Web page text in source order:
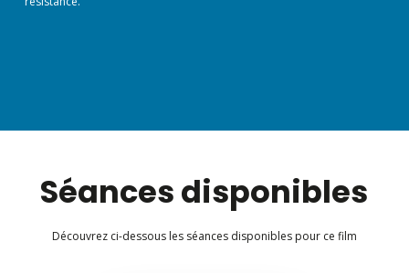
Séances disponibles
Découvrez ci-dessous les séances disponibles pour ce film